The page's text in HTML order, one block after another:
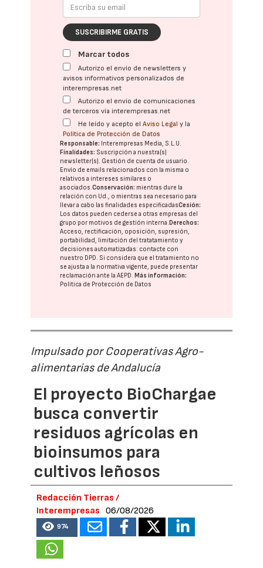
SUSCRIBIRME GRATIS
Marcar todos
Autorizo el envío de newsletters y
avisos informativos personalizados de
interempresas.net
Autorizo el envío de comunicaciones
de terceros vía interempresas.net
He leído y acepto elAviso Legal y la
Política de Protección de Datos
Responsable: Interempresas Media, S.L.U.
Finalidades: Suscripción a nuestra(s)
newsletter(s). Gestión de cuenta de usuario.
Envío de emails relacionados con la misma o
relativos a intereses similares o
asociados.Conservación: mientras dure la
relación con Ud., o mientras sea necesario para
llevar a cabo las finalidades especificadasCesión:
Los datos pueden cederse a otras empresas del
grupo por motivos de gestión interna.Derechos:
Acceso, rectificación, oposición, supresión,
portabilidad, limitación del tratatamiento y
decisiones automatizadas: contacte con
nuestro DPD. Si considera que el tratamiento no
se ajusta a la normativa vigente, puede presentar
reclamación ante laAEPD.Más información:
Política de Protección de Datos
Impulsado por Cooperativas Agro-
alimentarias de Andalucía
El proyecto BioChargae
busca convertir
residuos agrícolas en
bioinsumos para
cultivos leñosos
Redacción Tierras /
Interempresas
06/08/2026
974